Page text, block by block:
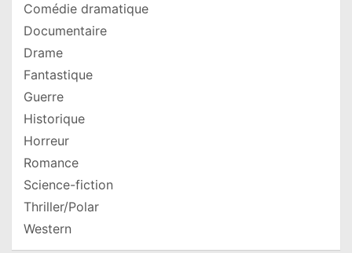
Comédie dramatique
Documentaire
Drame
Fantastique
Guerre
Historique
Horreur
Romance
Science-fiction
Thriller/Polar
Western